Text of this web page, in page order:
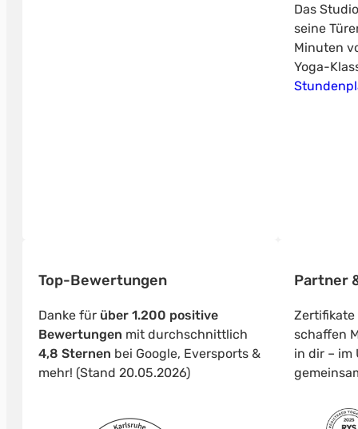
Das
seine
Minuten
Yoga-
Top-Bewertungen
Danke für über 1.200 positive
Bewertungen mit durchschnittlich
4,8 Sternen bei Google, Eversports &
mehr! (Stand 20.05.2026)
Partner
Zertifikate
schaffen
in dir – im